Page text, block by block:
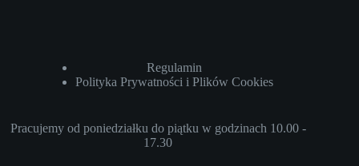
Regulamin
Polityka Prywatności i Plików Cookies
Pracujemy od poniedziałku do piątku w godzinach 10.00 -
17.30